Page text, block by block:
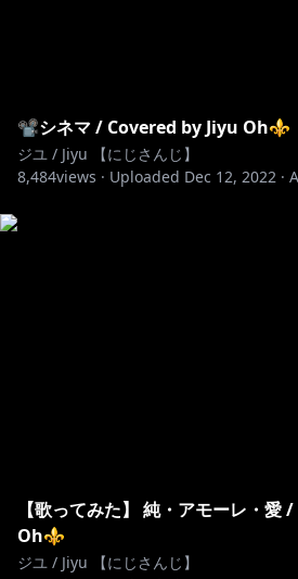
📽️シネマ / Covered by Jiyu Oh⚜
ジユ / Jiyu 【にじさんじ】
8,484views · Uploaded Dec 12, 2022 ·
【歌ってみた】 純・アモーレ・
Oh⚜
ジユ / Jiyu 【にじさんじ】